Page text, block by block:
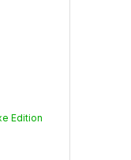
Edition